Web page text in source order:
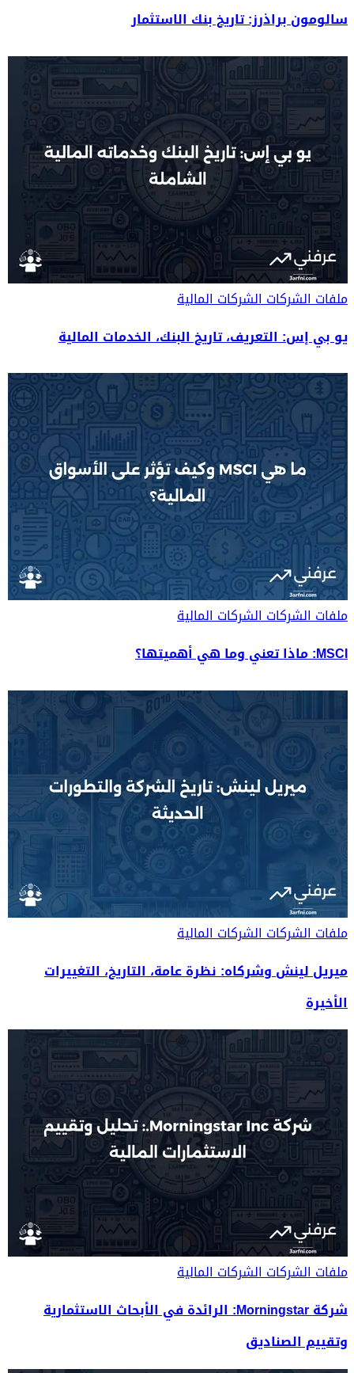
سالومون براذرز: تاريخ بنك الاستثمار
ملفات الشركاتالشركات المالية
يو بي إس: التعريف، تاريخ البنك، الخدمات المالية
ملفات الشركاتالشركات المالية
MSCI: ماذا تعني وما هي أهميتها؟
ملفات الشركاتالشركات المالية
ميريل لينش وشركاه: نظرة عامة، التاريخ، التغييرات
الأخيرة
ملفات الشركاتالشركات المالية
شركة Morningstar: الرائدة في الأبحاث الاستثمارية
وتقييم الصناديق